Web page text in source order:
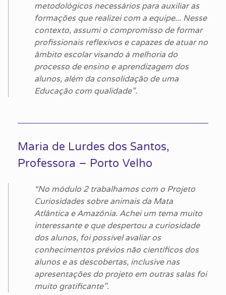
metodológicos necessários para auxiliar as
formações que realizei com a equipe... Nesse
contexto, assumi o compromisso de formar
profissionais reflexivos e capazes de atuar no
âmbito escolar visando à melhoria do
processo de ensino e aprendizagem dos
alunos, além da consolidação de uma
Educação com qualidade”.
Maria de Lurdes dos Santos,
Professora – Porto Velho
“No módulo 2 trabalhamos com o Projeto
Curiosidades sobre animais da Mata
Atlântica e Amazônia. Achei um tema muito
interessante e que despertou a curiosidade
dos alunos, foi possível avaliar os
conhecimentos prévios não científicos dos
alunos e as descobertas, inclusive nas
apresentações do projeto em outras salas foi
muito gratificante”.